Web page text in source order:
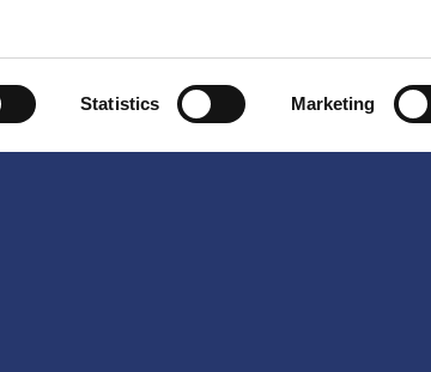
Statistics Marketing